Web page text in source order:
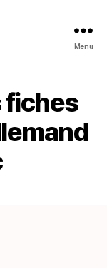
Menu
fiches